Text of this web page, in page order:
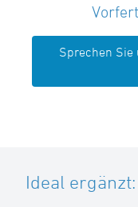
Sprechen Sie
Ideal ergänzt: